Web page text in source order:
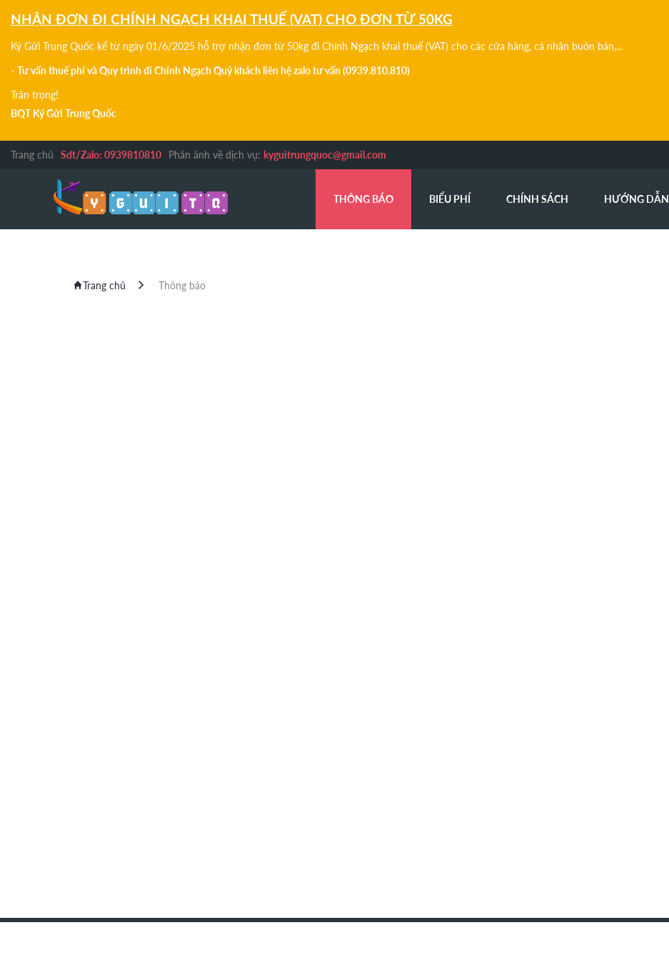
NHẬN ĐƠN ĐI CHÍNH NGẠCH KHAI THUẾ (VAT) CHO ĐƠN TỪ 50KG
Ký Gửi Trung Quốc kể từ ngày 01/6/2025 hỗ trợ nhận đơn từ 50kg đi Chính Ngạch khai thuế (VAT) cho các cửa hàng, cá nhân buôn bán,...
- Tư vấn thuế phí và Quy trình đi Chính Ngạch Quý khách liên hệ zalo tư vấn (0939.810.810)
Trân trọng!
BQT Ký Gửi Trung Quốc
Trang chủ Sdt/Zalo: 0939810810 Phản ánh về dịch vụ: kyguitrungquoc@gmail.com
THÔNG BÁO BIỂU PHÍ CHÍNH SÁCH HƯỚNG DẪN
Trang chủ Thông báo